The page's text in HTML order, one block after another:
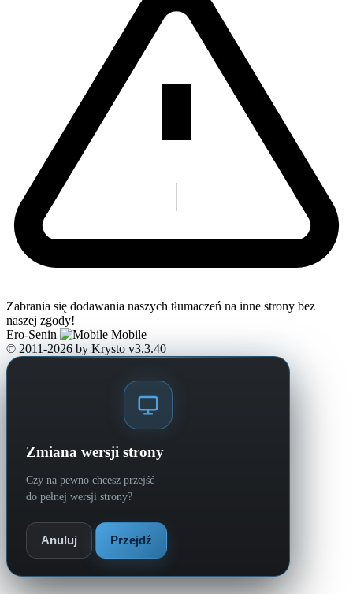
Zabrania się dodawania naszych tłumaczeń na inne strony bez
naszej zgody!
Ero-Senin
Mobile
© 2011-2026 by Krysto v3.3.40
Zmiana wersji strony
Czy na pewno chcesz przejść
do pełnej wersji strony?
Anuluj Przejdź